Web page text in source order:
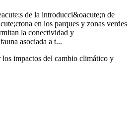
de la introducci&oacute;n de
en los parques y zonas verdes
la conectividad y
asociada a t...
impactos del cambio climático y